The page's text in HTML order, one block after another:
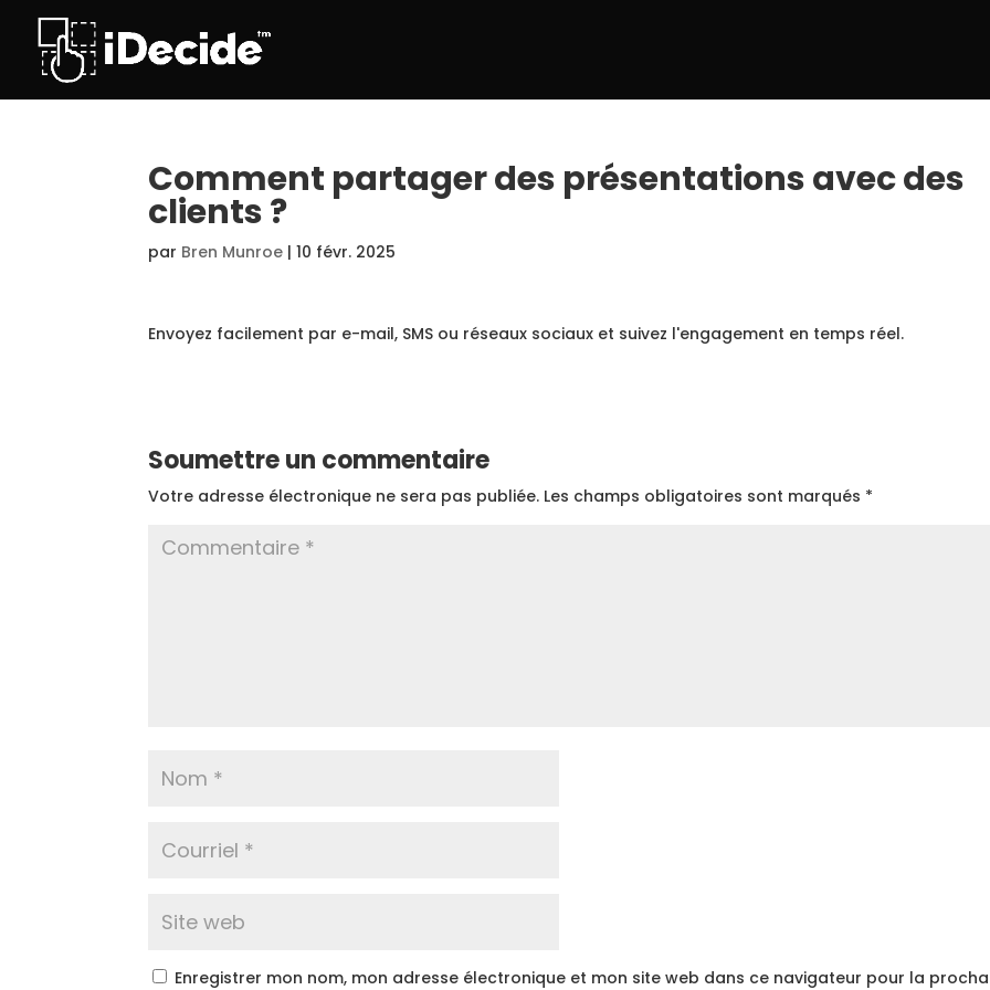
Comment partager des présentations avec des
clients ?
par Bren Munroe |10 févr. 2025
Envoyez facilement par e-mail, SMS ou réseaux sociaux et suivez l'engagement en temps réel.
Soumettre un commentaire
Votre adresse électronique ne sera pas publiée. Les champs obligatoires sont marqués *
Enregistrer mon nom, mon adresse électronique et mon site web dans ce navigateur pour la